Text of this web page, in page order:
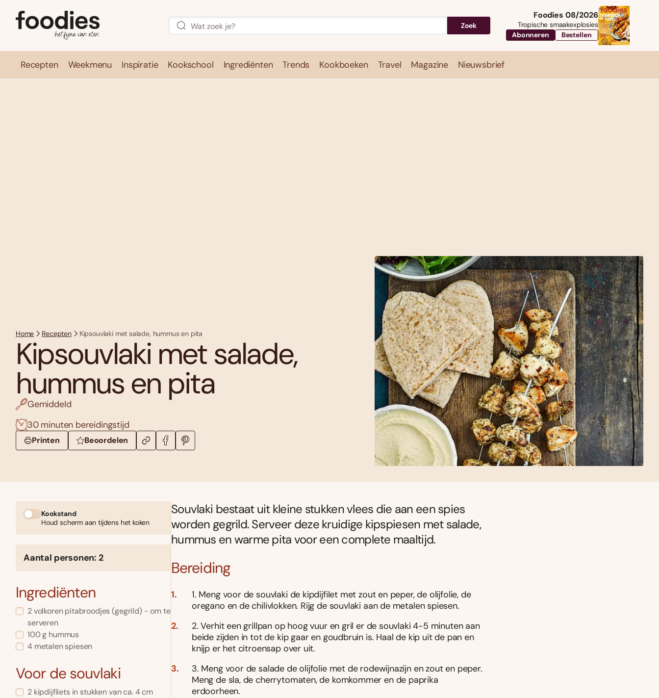
Zoek
Foodies 08/2026
Tropische smaakexplosies
Abonneren
Bestellen
Recepten Weekmenu Inspiratie Kookschool Ingrediënten Trends Kookboeken Travel Magazine Nieuwsbrief
Home Recepten Kipsouvlaki met salade, hummus en pita
Kipsouvlaki met salade,
hummus en pita
Gemiddeld
30 minuten bereidingstijd
Printen Beoordelen
Kookstand
Houd scherm aan tijdens het koken
Aantal personen: 2
Ingrediënten
2 volkoren pitabroodjes (gegrild) - om te
serveren
100 g hummus
4 metalen spiesen
Voor de souvlaki
2 kipdijfilets in stukken van ca. 4 cm
Souvlaki bestaat uit kleine stukken vlees die aan een spies
worden gegrild. Serveer deze kruidige kipspiesen met salade,
hummus en warme pita voor een complete maaltijd.
Bereiding
1. Meng voor de souvlaki de kipdijfilet met zout en peper, de olijfolie, de
oregano en de chilivlokken. Rijg de souvlaki aan de metalen spiesen.
2. Verhit een grillpan op hoog vuur en gril er de souvlaki 4-5 minuten aan
beide zijden in tot de kip gaar en goudbruin is. Haal de kip uit de pan en
knijp er het citroensap over uit.
3. Meng voor de salade de olijfolie met de rodewijnazijn en zout en peper.
Meng de sla, de cherrytomaten, de komkommer en de paprika
erdoorheen.